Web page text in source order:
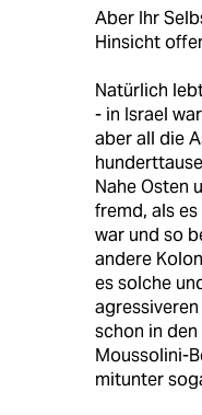
Aber Ihr
Hinsicht
Natürlich
- in Israel
aber all die
Nahe Osten
fremd, als
war und so
andere
es solche
schon in den
Moussolini-
mitunter